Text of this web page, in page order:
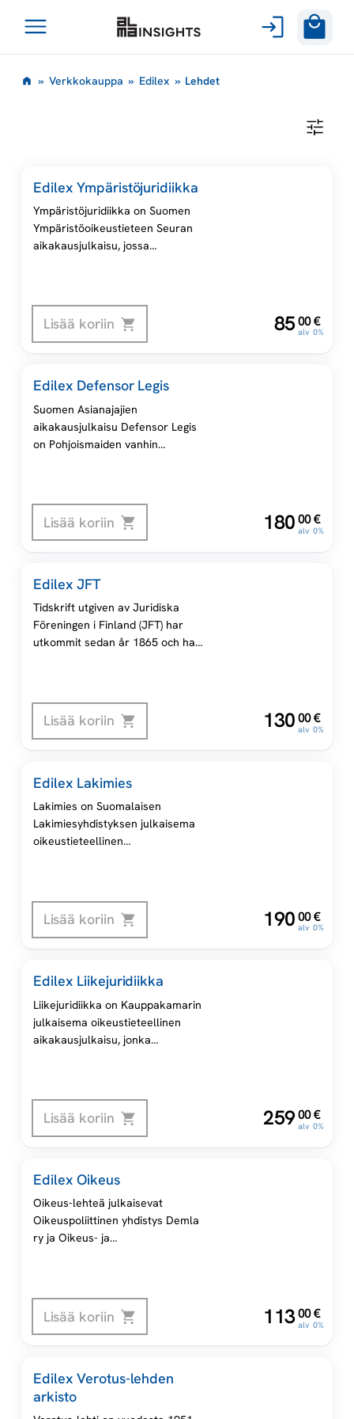
sisältöön
Avaa
L
d
e
» Verkkokauppa » Edilex » Lehdet
T
Edilex Ympäristöjuridiikka
Ympäristöjuridiikka on Suomen
Ympäristöoikeustieteen Seuran
aikakausjulkaisu, jossa
Ympäristöjuridiikka on
numerosta 1/2004 alkaen. Uudet
numerot ilmestyvät Edilexissä
mukaisesti.
85,00€
alv 0%
Lisää koriin
Edilex Defensor Legis
Suomen Asianajajien
aikakausjulkaisu Defensor Legis
on Pohjoismaiden vanhin
käytännönläheisiä kirjoituksia
oikeuselämän eri aloilta.
180,00€
alv 0%
Lisää koriin
Edilex JFT
Tidskrift utgiven av Juridiska
Föreningen i Finland (JFT) har
utkommit sedan år 1865 och har
Nordens äldsta utkommande
rättsvetenskapliga tidskrift och
den enda publikationen som
aktuella frågeställningar inom
finsk rätt för en nordisk publik.
JFT publiceras av Juridiska
Föreningen i Finland r.f. (JFF).
130,00€
alv 0%
Lisää koriin
Edilex Lakimies
Lakimies on Suomalaisen
Lakimiesyhdistyksen julkaisema
oikeustieteellinen
190,00€
alv 0%
Lisää koriin
Edilex Liikejuridiikka
Liikejuridiikka on Kauppakamarin
julkaisema oikeustieteellinen
aikakausjulkaisu, jonka
259,00€
alv 0%
Lisää koriin
Edilex Oikeus
Oikeus-lehteä julkaisevat
Oikeuspoliittinen yhdistys Demla
ry ja Oikeus- ja
113,00€
alv 0%
Lisää koriin
Edilex Verotus-lehden
arkisto